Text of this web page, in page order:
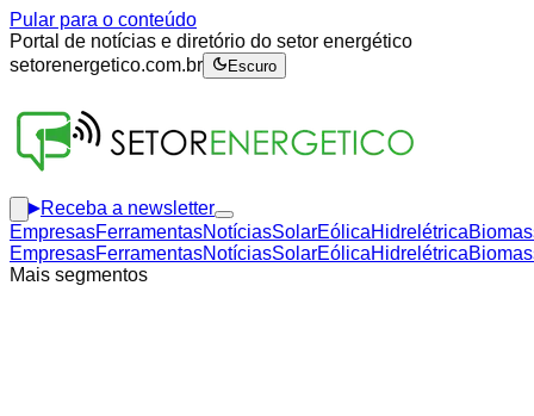
Pular para o conteúdo
Portal de notícias e diretório do setor energético
setorenergetico.com.br
Escuro
Receba a newsletter
EmpresasFerramentasNotíciasSolarEólicaHidrelétrica
EmpresasFerramentasNotíciasSolarEólicaHidrelétrica
Mais segmentos